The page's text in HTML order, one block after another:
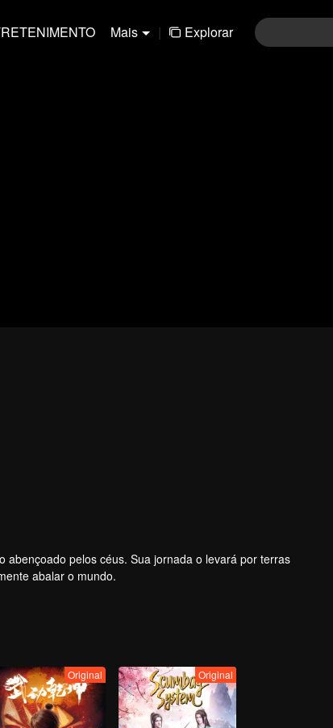
Mais | Explorar
abençoado pelos céus. Sua jornada o levará por terras
abalar o mundo.
Original Original